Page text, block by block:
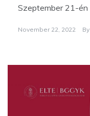
Szeptember 21-én
November 22, 2022 By